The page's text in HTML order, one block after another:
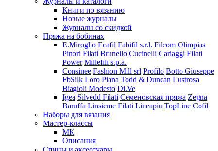
Книги по вязанию
Новые журналы
Журналы со скидкой
Пряжа на бобинах
E.Miroglio Ecafil Fabifil s.r.l. Filcom Olimpias
Pinori Filati Brunello Cucinelli Cariaggi Filati
Power Millefili s.p.a.
Consinee Fashion Mill srl Profilo Botto Giuseppe
FbSilk Loro Piana Todd & Duncan Lustrosa
Biagioli Modesto Di.Ve
Igea Silvedd Filati Семеновская пряжа Zegna
Baruffa Linsieme Filati Lineapiu TopLine Cofil
Наборы для вязания
Мастер-классы
МК
Описания
Спицы и аксессуары